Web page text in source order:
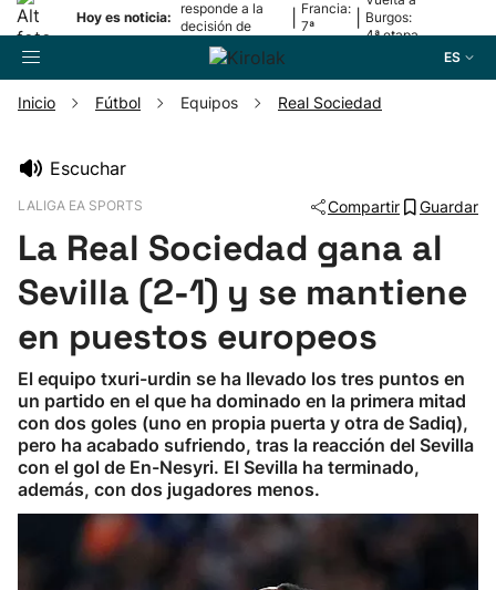
Hoy es noticia:
responde a la
decisión de
Oriamendi
Francia:
7ª
Burgos:
4ª etapa
ES
Pelota
Remo
Baloncesto
Ciclismo
Herri-kirolak
Inicio Fútbol Equipos Real Sociedad
Escuchar
LALIGA EA SPORTS Compartir Guardar
La Real Sociedad gana al
Sevilla (2-1) y se mantiene
en puestos europeos
El equipo txuri-urdin se ha llevado los tres puntos en
un partido en el que ha dominado en la primera mitad
con dos goles (uno en propia puerta y otra de Sadiq),
pero ha acabado sufriendo, tras la reacción del Sevilla
con el gol de En-Nesyri. El Sevilla ha terminado,
además, con dos jugadores menos.